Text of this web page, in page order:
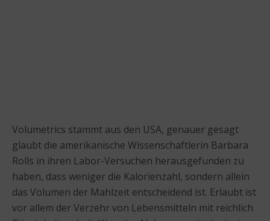
Volumetrics stammt aus den USA, genauer gesagt
glaubt die amerikanische Wissenschaftlerin Barbara
Rolls in ihren Labor-Versuchen herausgefunden zu
haben, dass weniger die Kalorienzahl, sondern allein
das Volumen der Mahlzeit entscheidend ist. Erlaubt ist
vor allem der Verzehr von Lebensmitteln mit reichlich